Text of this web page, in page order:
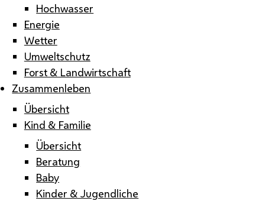
Hochwasser
Energie
Wetter
Umweltschutz
Forst & Landwirtschaft
Zusammenleben
Übersicht
Kind & Familie
Übersicht
Beratung
Baby
Kinder & Jugendliche